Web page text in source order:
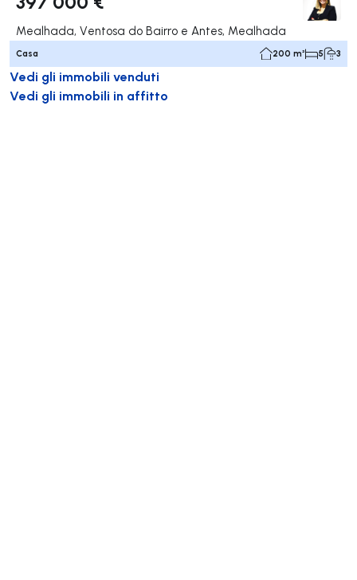
Mealhada, Ventosa do Bairro e Antes, Mealhada
Casa 200 m² 5 3
Vedi gli immobili venduti
Vedi gli immobili in affitto